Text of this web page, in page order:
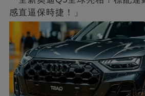
感直逼保時捷！」